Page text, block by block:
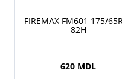
FIREMAX FM601 175/
82H
620 MDL